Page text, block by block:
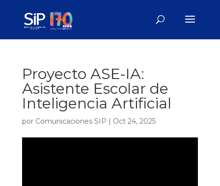
Proyecto ASE-IA:
Asistente Escolar de
Inteligencia Artificial
por Comunicaciones SIP | Oct 24, 2025